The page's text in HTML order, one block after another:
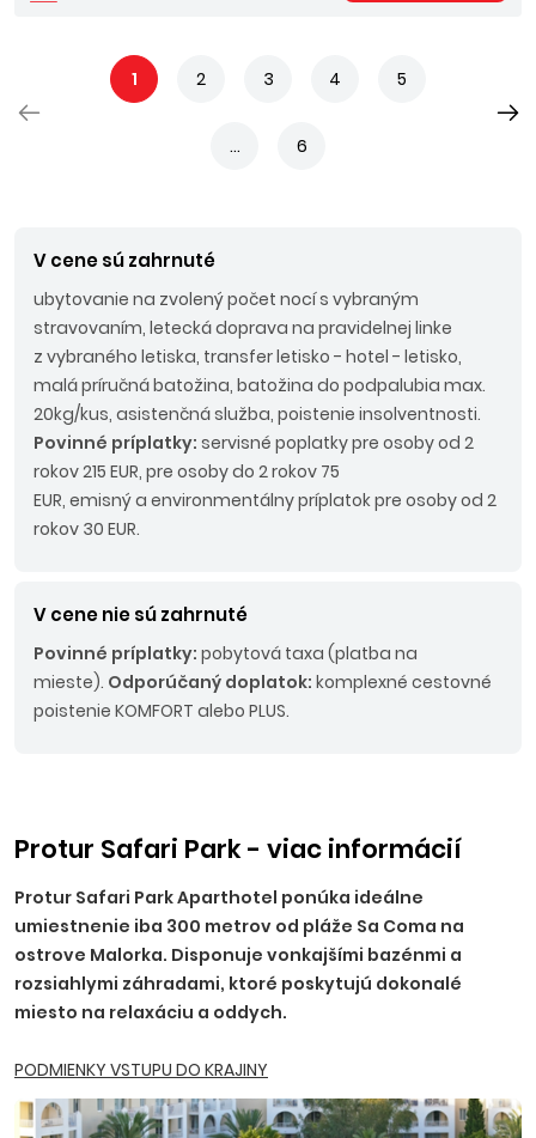
1 2 3 4 5
... 6
V cene sú zahrnuté
ubytovanie na zvolený počet nocí s vybraným
stravovaním, letecká doprava na pravidelnej linke
z vybraného letiska, transfer letisko - hotel - letisko,
malá príručná batožina, batožina do podpalubia max.
20kg/kus, asistenčná služba, poistenie insolventnosti.
Povinné príplatky: servisné poplatky pre osoby od 2
rokov 215 EUR, pre osoby do 2 rokov 75
EUR, emisný a environmentálny príplatok pre osoby od 2
rokov 30 EUR.
V cene nie sú zahrnuté
Povinné príplatky: pobytová taxa (platba na
mieste). Odporúčaný doplatok: komplexné cestovné
poistenie KOMFORT alebo PLUS.
Protur Safari Park - viac informácií
Protur Safari Park Aparthotel ponúka ideálne
umiestnenie iba 300 metrov od pláže Sa Coma na
ostrove Malorka. Disponuje vonkajšími bazénmi a
rozsiahlymi záhradami, ktoré poskytujú dokonalé
miesto na relaxáciu a oddych.
PODMIENKY VSTUPU DO KRAJINY